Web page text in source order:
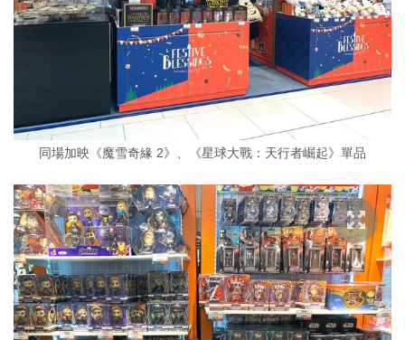
同場加映《魔雪奇緣 2》、《星球大戰：天行者崛起》單品